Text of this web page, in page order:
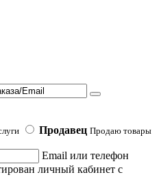
Продавец Продаю товары
Email или телефон
личный кабинет с